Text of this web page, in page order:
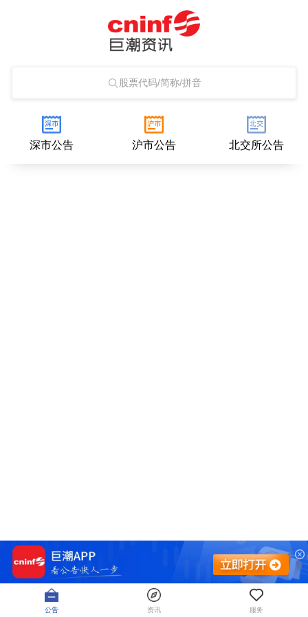
股票代码/简称/拼音
深市公告 沪市公告 北交所公告
公告 资讯 服务